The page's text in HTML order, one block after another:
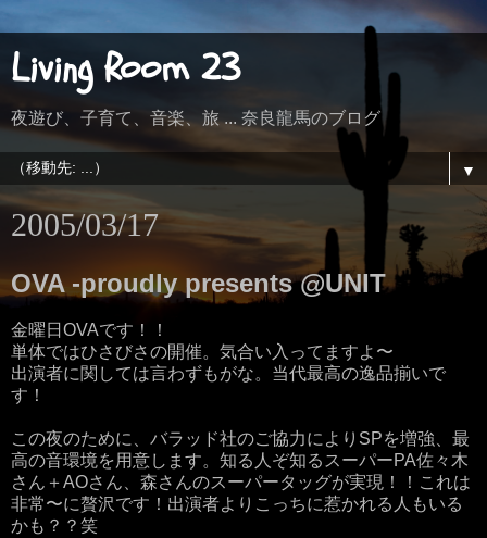
Living Room 23
夜遊び、子育て、音楽、旅 ... 奈良龍馬のブログ
▼
2005/03/17
OVA -proudly presents @UNIT
金曜日OVAです！！
単体ではひさびさの開催。気合い入ってますよ〜
出演者に関しては言わずもがな。当代最高の逸品揃いで
す！
この夜のために、バラッド社のご協力によりSPを増強、最
高の音環境を用意します。知る人ぞ知るスーパーPA佐々木
さん＋AOさん、森さんのスーパータッグが実現！！これは
非常〜に贅沢です！出演者よりこっちに惹かれる人もいる
かも？？笑